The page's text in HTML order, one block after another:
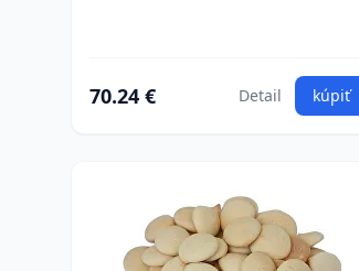
70.24 € Detail kúpiť